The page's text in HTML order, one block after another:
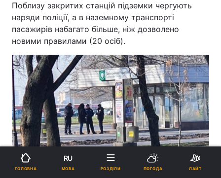
Поблизу закритих станцій підземки чергують
наряди поліції, а в наземному транспорті
пасажирів набагато більше, ніж дозволено
новими правилами (20 осіб).
ГОЛОВНА
RU
МОВА РОЗДІЛИ ПОГОДА ЛАЙТ